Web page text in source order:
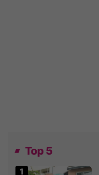
Top 5